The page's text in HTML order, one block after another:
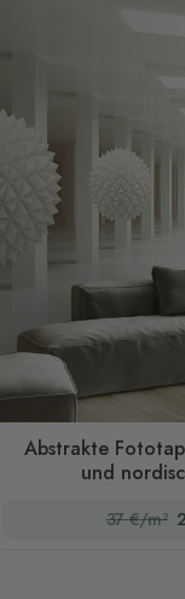
Abstrakte
und
37 €/m²